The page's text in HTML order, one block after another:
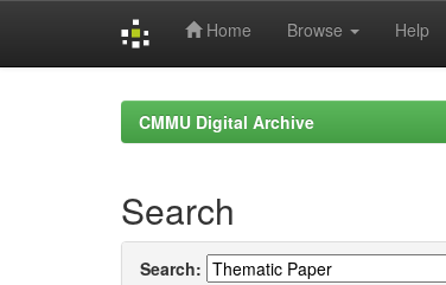
Home Browse Help
CMMU Digital Archive
Search
Search: